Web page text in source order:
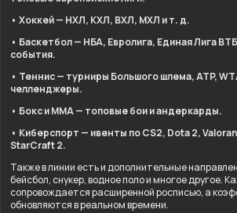
• Хоккей — НХЛ, КХЛ, ВХЛ, МХЛ и т. д.
• Баскетбол — НБА, Евролига, Единая Лига
события.
• Теннис — турниры Большого шлема, ATP,
челленджеры.
• Бокс и ММА — топовые бои и андеркарды.
• Киберспорт — ивенты по CS2, Dota 2,
StarCraft 2.
Также в линии есть и дополнительные
бейсбол, снукер, водное поло и многое другое.
сопровождается расширенной росписью, а
обновляются в реальном времени.